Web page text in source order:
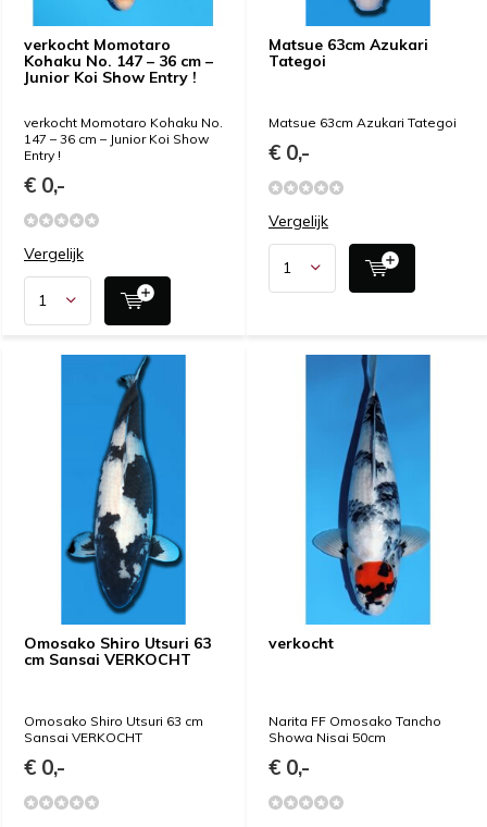
verkocht Momotaro
Kohaku No. 147 – 36 cm –
Junior Koi Show Entry !
verkocht Momotaro Kohaku No.
147 – 36 cm – Junior Koi Show
Entry !
€ 0,-
Vergelijk
Matsue 63cm Azukari
Tategoi
Matsue 63cm Azukari Tategoi
€ 0,-
Vergelijk
Omosako Shiro Utsuri 63
cm Sansai VERKOCHT
Omosako Shiro Utsuri 63 cm
Sansai VERKOCHT
€ 0,-
verkocht
Narita FF Omosako Tancho
Showa Nisai 50cm
€ 0,-